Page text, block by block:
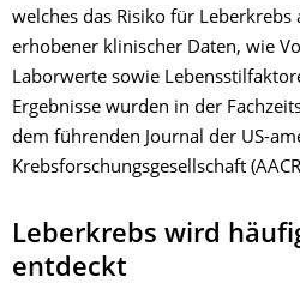
welches das Risiko für
erhobener klinischer Daten, wie
Laborwerte sowie
Ergebnisse wurden in der
dem führenden Journal der US-
Krebsforschungsgesellschaft
Leberkrebs wird
entdeckt